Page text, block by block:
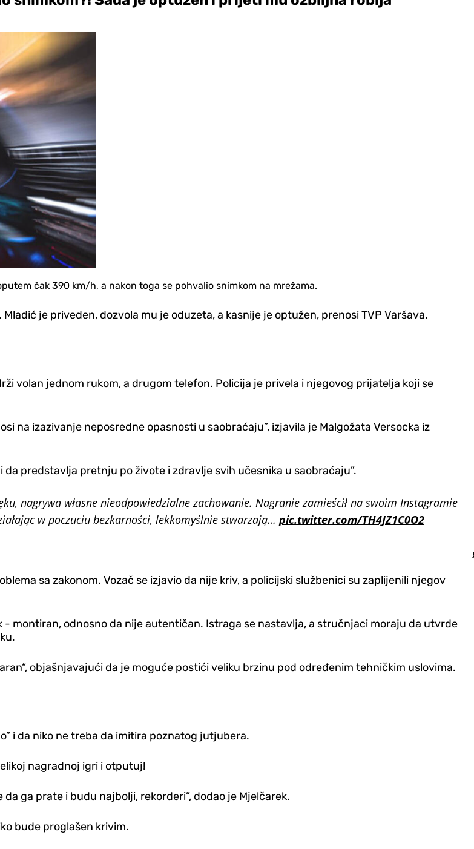
čak 390 km/h, a nakon toga se pohvalio snimkom na mrežama.
je priveden, dozvola mu je oduzeta, a kasnije je optužen, prenosi TVP Varšava.
volan jednom rukom, a drugom telefon. Policija je privela i njegovog prijatelja koji se
na izazivanje neposredne opasnosti u saobraćaju”, izjavila je Malgožata Versocka iz
predstavlja pretnju po živote i zdravlje svih učesnika u saobraćaju”.
nagrywa własne nieodpowiedzialne zachowanie. Nagranie zamieścił na swoim Instagramie
w poczuciu bezkarności, lekkomyślnie stwarzają… pic.twitter.com/TH4JZ1C0O2
sa zakonom. Vozač se izjavio da nije kriv, a policijski službenici su zaplijenili njegov
montiran, odnosno da nije autentičan. Istraga se nastavlja, a stručnjaci moraju da utvrde
objašnjavajući da je moguće postići veliku brzinu pod određenim tehničkim uslovima.
i da niko ne treba da imitira poznatog jutjubera.
nagradnoj igri i otputuj!
ga prate i budu najbolji, rekorderi”, dodao je Mjelčarek.
bude proglašen krivim.